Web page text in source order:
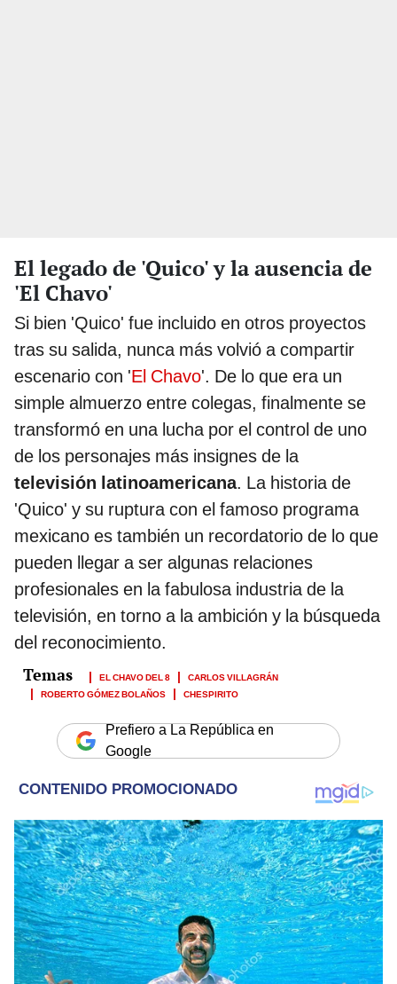
El legado de 'Quico' y la ausencia de
'El Chavo'
Si bien 'Quico' fue incluido en otros proyectos
tras su salida, nunca más volvió a compartir
escenario con 'El Chavo'. De lo que era un
simple almuerzo entre colegas, finalmente se
transformó en una lucha por el control de uno
de los personajes más insignes de la
televisión latinoamericana. La historia de
'Quico' y su ruptura con el famoso programa
mexicano es también un recordatorio de lo que
pueden llegar a ser algunas relaciones
profesionales en la fabulosa industria de la
televisión, en torno a la ambición y la búsqueda
del reconocimiento.
EL CHAVO DEL 8
CARLOS VILLAGRÁN
ROBERTO GÓMEZ BOLAÑOS
CHESPIRITO
Prefiero a La República en
Google